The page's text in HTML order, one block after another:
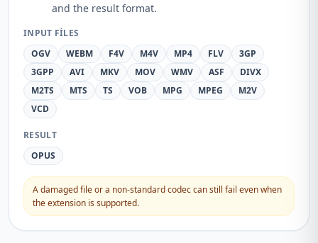
and the result format.
INPUT FILES
OGV
WEBM F4V M4V MP4 FLV
3GP
3GPP
AVI MKV MOV WMV ASF
DIVX
M2TS
MTS TS VOB MPG MPEG
M2V
VCD
RESULT
OPUS
A damaged file or a non-standard codec can still fail even when
the extension is supported.